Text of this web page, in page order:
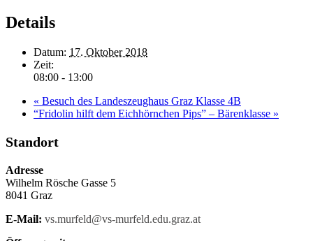
Details
Datum: 17. Oktober 2018
Zeit:
08:00 - 13:00
« Besuch des Landeszeughaus Graz Klasse 4B
“Fridolin hilft dem Eichhörnchen Pips” – Bärenklasse »
Standort
Adresse
Wilhelm Rösche Gasse 5
8041 Graz
E-Mail: vs.murfeld@vs-murfeld.edu.graz.at